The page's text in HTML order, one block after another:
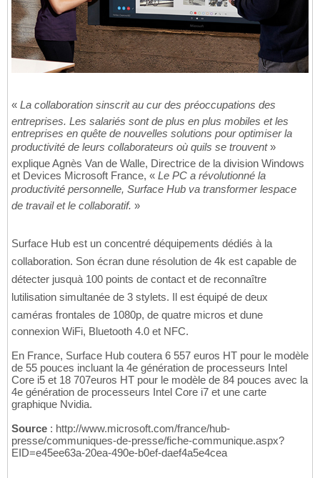
« La collaboration sinscrit au cur des préoccupations des
entreprises. Les salariés sont de plus en plus mobiles et les
entreprises en quête de nouvelles solutions pour optimiser la
productivité de leurs collaborateurs où quils se trouvent»
explique Agnès Van de Walle, Directrice de la division Windows
et Devices Microsoft France, « Le PC a révolutionné la
productivité personnelle, Surface Hub va transformer lespace
de travail et le collaboratif. »
Surface Hub est un concentré déquipements dédiés à la
collaboration. Son écran dune résolution de 4k est capable de
détecter jusquà 100 points de contact et de reconnaître
lutilisation simultanée de 3 stylets. Il est équipé de deux
caméras frontales de 1080p, de quatre micros et dune
connexion WiFi, Bluetooth 4.0 et NFC.
En France, Surface Hub coutera 6 557 euros HT pour le modèle
de 55 pouces incluant la 4e génération de processeurs Intel
Core i5 et 18 707euros HT pour le modèle de 84 pouces avec la
4e génération de processeurs Intel Core i7 et une carte
graphique Nvidia.
Source : http://www.microsoft.com/france/hub-
presse/communiques-de-presse/fiche-communique.aspx?
EID=e45ee63a-20ea-490e-b0ef-daef4a5e4cea